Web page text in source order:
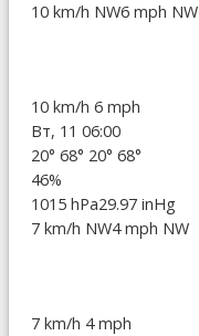
10 km/h NW6 mph NW
10 km/h 6 mph
Вт, 11 06:00
20° 68° 20° 68°
46%
1015 hPa29.97 inHg
7 km/h NW4 mph NW
7 km/h 4 mph